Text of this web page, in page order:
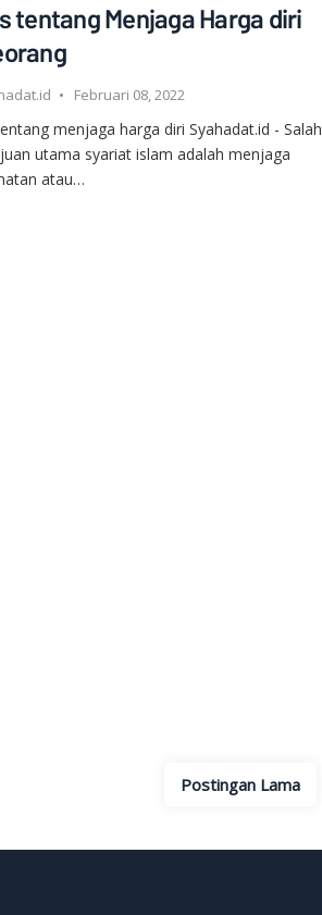
tentang Menjaga Harga diri
Februari 08, 2022
menjaga harga diri Syahadat.id - Salah
utama syariat islam adalah menjaga
atau…
Postingan Lama